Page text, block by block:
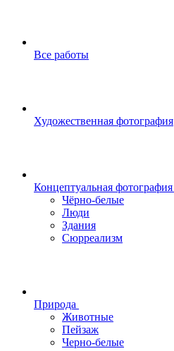
Все работы
Художественная фотография
Концептуальная фотография
Чёрно-белые
Люди
Здания
Сюрреализм
Природа
Животные
Пейзаж
Черно-белые